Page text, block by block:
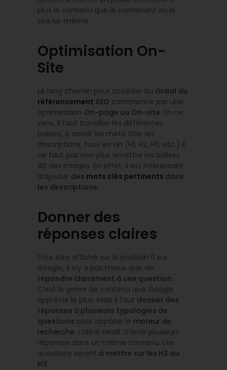
plus le contenu que le contenant ou le
site lui-même.
Optimisation On-
Site
Le long chemin pour accéder au Graal du
référencement SEO commence par une
optimisation On-page ou On-site. En ce
sens, il faut travailler les différentes
balises, à savoir les meta title, les
descriptions, tous les Hn (H1, H2, H3, etc.) Il
ne faut pas non plus omettre les balises
Alt des images. En effet, il est intéressant
d’ajouter des mots clés pertinents dans
les descriptions.
Donner des
réponses claires
Pour être affiché sur la position 0 sur
Google, il n’y a pas mieux que de
répondre clairement à une question.
C’est le genre de contenu que Google
apprécie le plus. Mais il faut donner des
réponses à plusieurs typologies de
questions pour appâter le moteur de
recherche. L’idéal serait d’avoir plusieurs
réponses dans un même contenu. Les
questions seront à mettre sur les H2 ou
H3.